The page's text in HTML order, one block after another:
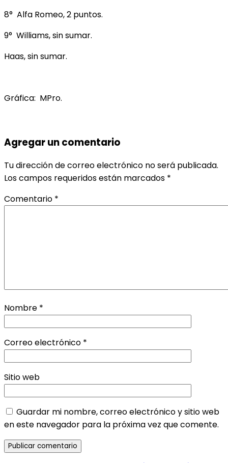
8° Alfa Romeo, 2 puntos.
9° Williams, sin sumar.
Haas, sin sumar.
Gráfica: MPro.
Agregar un comentario
Tu dirección de correo electrónico no será publicada.
Los campos requeridos están marcados *
Comentario *
Nombre *
Correo electrónico *
Sitio web
Guardar mi nombre, correo electrónico y sitio web
en este navegador para la próxima vez que comente.